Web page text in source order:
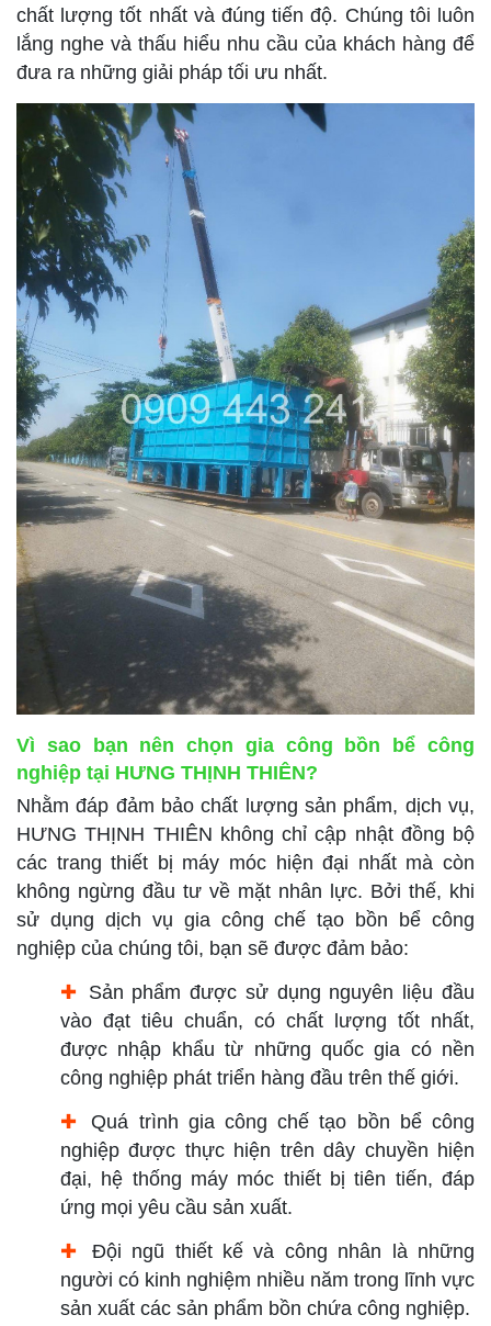
chất lượng tốt nhất và đúng tiến độ. Chúng tôi luôn
lắng nghe và thấu hiểu nhu cầu của khách hàng để
đưa ra những giải pháp tối ưu nhất.
Vì sao bạn nên chọn gia công bồn bể công
nghiệp tại HƯNG THỊNH THIÊN?
Nhằm đáp đảm bảo chất lượng sản phẩm, dịch vụ,
HƯNG THỊNH THIÊN không chỉ cập nhật đồng bộ
các trang thiết bị máy móc hiện đại nhất mà còn
không ngừng đầu tư về mặt nhân lực. Bởi thế, khi
sử dụng dịch vụ gia công chế tạo bồn bể công
nghiệp của chúng tôi, bạn sẽ được đảm bảo:
✚ Sản phẩm được sử dụng nguyên liệu đầu
vào đạt tiêu chuẩn, có chất lượng tốt nhất,
được nhập khẩu từ những quốc gia có nền
công nghiệp phát triển hàng đầu trên thế giới.
✚
Quá trình gia công chế tạo bồn bể công
nghiệp được thực hiện trên dây chuyền hiện
đại, hệ thống máy móc thiết bị tiên tiến, đáp
ứng mọi yêu cầu sản xuất.
✚ Đội ngũ thiết kế và công nhân là những
người có kinh nghiệm nhiều năm trong lĩnh vực
sản xuất các sản phẩm bồn chứa công nghiệp.